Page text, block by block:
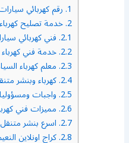
1. رقم كهربائي
2. خدمة تصليح
2.1. فني كهربائي
2.2. خدمة فني
2.3. معلم كهرباء
2.4. كهرباء وبنشر
2.5. واجبات
2.6. مميزات فني
2.7. اسرع بنشر
2.8. كراج اونلاين